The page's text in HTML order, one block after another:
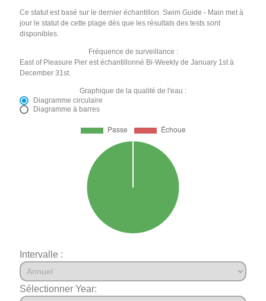
Ce statut est basé sur le dernier échantillon. Swim Guide - Main met à
jour le statut de cette plage dès que les résultats des tests sont
disponibles.
Fréquence de surveillance :
East of Pleasure Pier est échantillonné Bi-Weekly de January 1st à
December 31st.
Graphique de la qualité de l'eau :
Diagramme circulaire
Diagramme à barres
Intervalle :
Sélectionner Year: